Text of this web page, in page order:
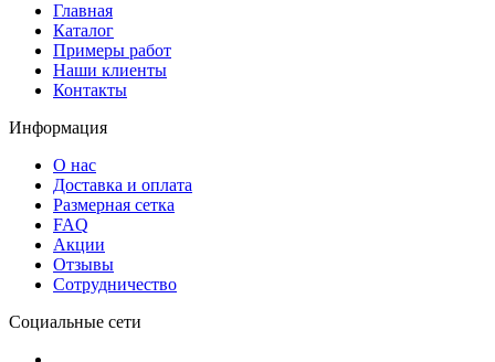
Главная
Каталог
Примеры работ
Наши клиенты
Контакты
Информация
О нас
Доставка и оплата
Размерная сетка
FAQ
Акции
Отзывы
Сотрудничество
Социальные сети